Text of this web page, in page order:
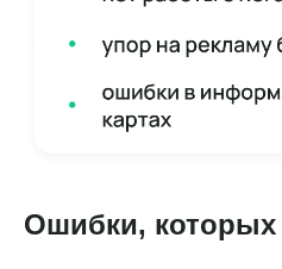
Ошибки, которых
Работа с данными
Заполнение данных